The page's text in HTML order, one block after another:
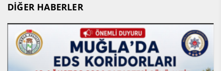
DİĞER HABERLER